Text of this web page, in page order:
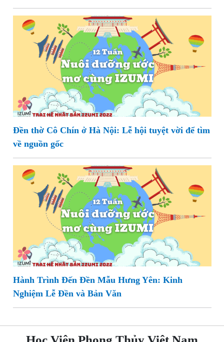
Đền thờ Cô Chín ở Hà Nội: Lễ hội tuyệt vời để tìm
về nguồn gốc
Hành Trình Đến Đền Mẫu Hưng Yên: Kinh
Nghiệm Lễ Đền và Bản Văn